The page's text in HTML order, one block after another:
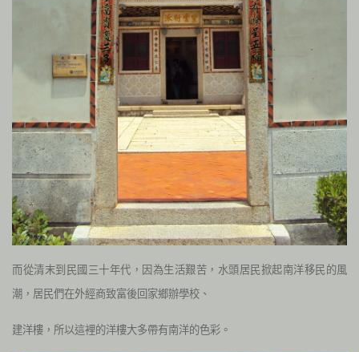
而從清末到民國三十年代，因為生活艱苦，水頭居民掀起南洋移民的風
潮，居民們在外經商致富後回家鄉辦學校、
建洋樓，所以這裡的洋樓大多帶有南洋的色彩。